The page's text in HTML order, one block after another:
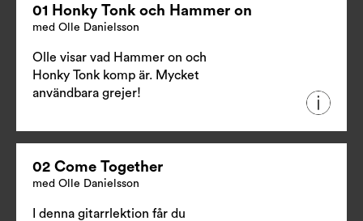
01 Honky Tonk och Hammer on
med Olle Danielsson
Olle visar vad Hammer on och
Honky Tonk komp är. Mycket
användbara grejer!
02 Come Together
med Olle Danielsson
I denna gitarrlektion får du